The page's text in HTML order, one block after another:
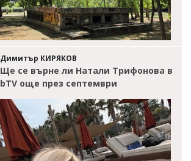
Димитър КИРЯКОВ
Ще се върне ли Натали Трифонова в
bTV още през септември